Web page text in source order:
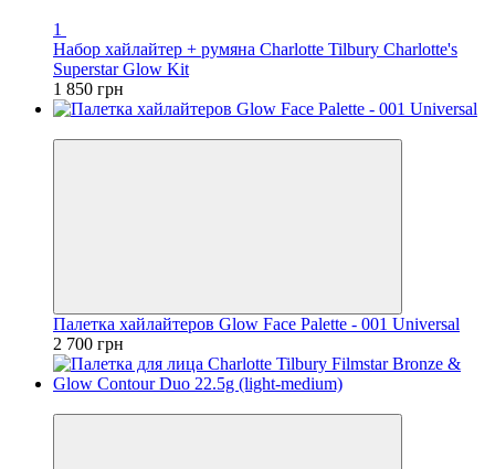
1
Набор хайлайтер + румяна Charlotte Tilbury Charlotte's
Superstar Glow Kit
1 850 грн
Палетка хайлайтеров Glow Face Palette - 001 Universal
2 700 грн